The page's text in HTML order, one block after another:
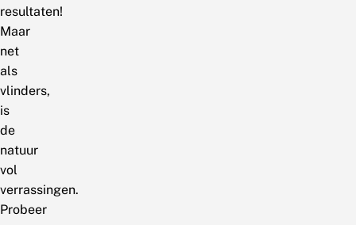
resultaten!
Maar
net
als
vlinders,
is
de
natuur
vol
verrassingen.
Probeer